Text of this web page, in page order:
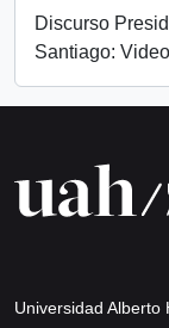
Discurso
Santiago: Video
Universidad Alberto